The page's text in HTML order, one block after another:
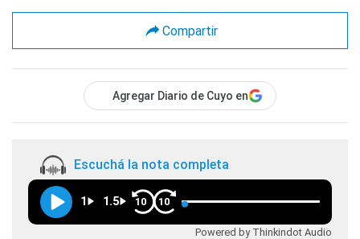
Compartir
Agregar Diario de Cuyo en
Escuchá la nota completa
1 1.5 10 10
Powered by Thinkindot Audio